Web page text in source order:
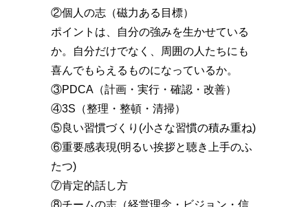
②個人の志（磁力ある目標）
ポイントは、自分の強みを生かせている
か。自分だけでなく、周囲の人たちにも
喜んでもらえるものになっているか。
③PDCA（計画・実行・確認・改善）
④3S（整理・整頓・清掃）
⑤良い習慣づくり(小さな習慣の積み重ね)
⑥重要感表現(明るい挨拶と聴き上手のふ
たつ)
⑦肯定的話し方
⑧チームの志（経営理念・ビジョン・信